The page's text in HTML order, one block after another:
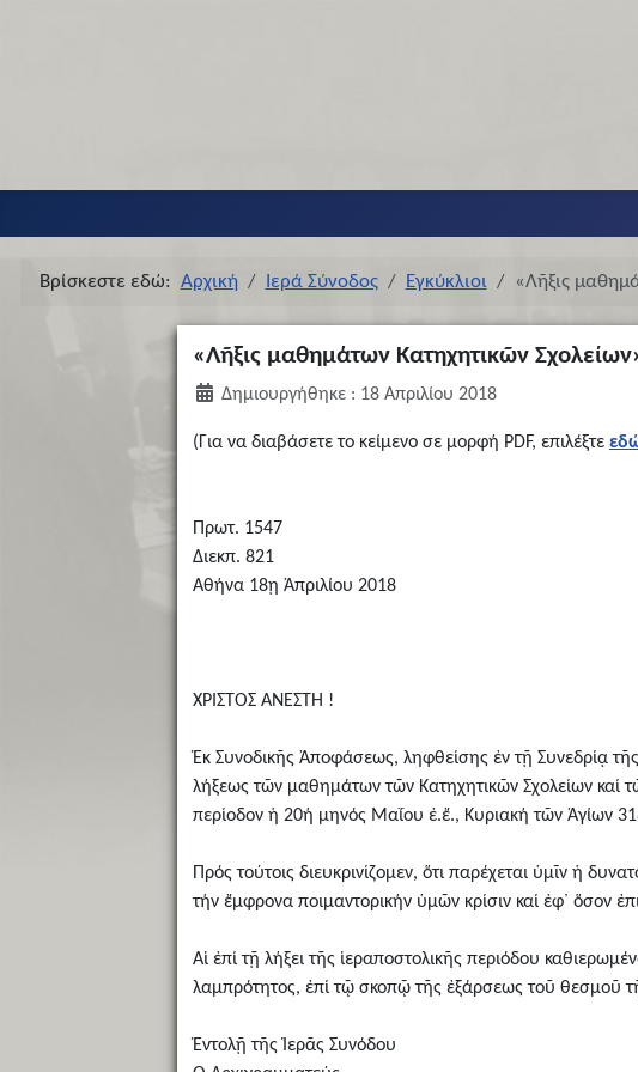
Βρίσκεστε εδώ: Αρχική Ιερά Σύνοδος Εγκύκλιοι «Λῆξις
«Λῆξις μαθημάτων Κατηχητικῶν
Δημιουργήθηκε : 18 Απριλίου 2018
(Για να διαβάσετε το κείμενο σε μορφή PDF, επιλέξτε
Πρωτ. 1547
Διεκπ. 821
Αθήνα 18ῃ Ἀπριλίου 2018
ΧΡΙΣΤΟΣ ΑΝΕΣΤΗ !
Ἐκ Συνοδικῆς Ἀποφάσεως, ληφθείσης ἐν τῇ Συνεδρίᾳ
λήξεως τῶν μαθημάτων τῶν Κατηχητικῶν Σχολείων καί
περίοδον ἡ 20ή μηνός Μαΐου ἐ.ἔ., Κυριακή τῶν Ἁγίων
Πρός τούτοις διευκρινίζομεν, ὅτι παρέχεται ὑμῖν ἡ
τήν ἔμφρονα ποιμαντορικήν ὑμῶν κρίσιν καί ἐφ᾿ ὅσον
Αἱ ἐπί τῇ λήξει τῆς ἱεραποστολικῆς περιόδου
λαμπρότητος, ἐπί τῷ σκοπῷ τῆς ἐξάρσεως τοῦ θεσμοῦ
Ἐντολῇ τῆς Ἱερᾶς Συνόδου